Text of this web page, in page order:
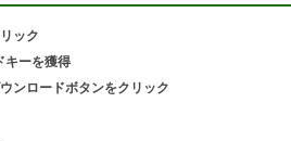
ック
キーを獲得
ンロードボタンをクリック